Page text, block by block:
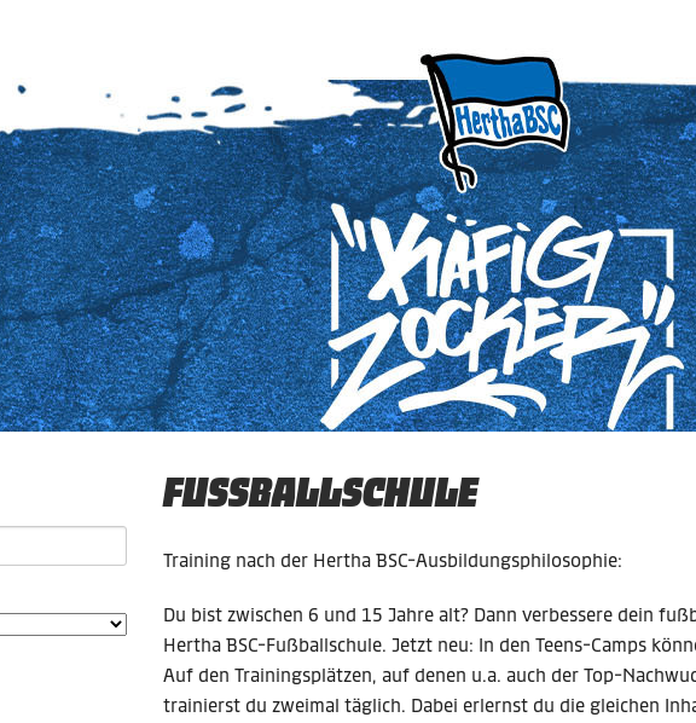
FUSSBALLSCHULE
Training nach der Hertha BSC-Ausbildungsphilosophie:
Du bist zwischen 6 und 15 Jahre alt? Dann verbessere dein
Hertha BSC-Fußballschule. Jetzt neu: In den Teens-Camps
Auf den Trainingsplätzen, auf denen u.a. auch der Top-
trainierst du zweimal täglich. Dabei erlernst du die gleichen